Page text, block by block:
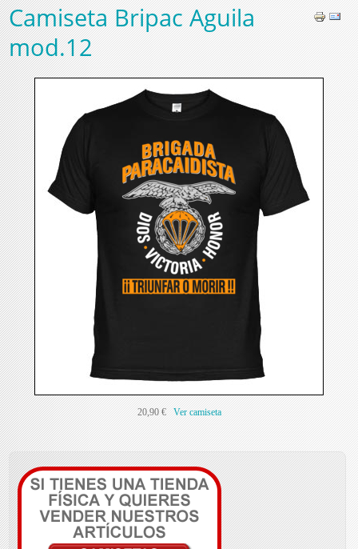
Camiseta Bripac Aguila
mod.12
20,90 € Ver camiseta